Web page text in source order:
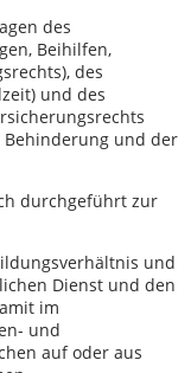
des
Beihilfen,
des
und des
Behinderung und der
durchgeführt zur
und
Dienst und den
im
und
auf oder aus